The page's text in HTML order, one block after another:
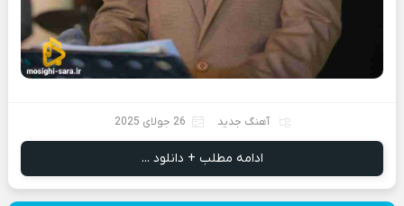
آهنگ جدید 26 جولای 2025
ادامه مطلب + دانلود ...